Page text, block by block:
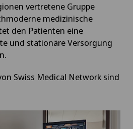
vertretene Gruppe
medizinische
den Patienten eine
und stationäre Versorgung
Swiss Medical Network sind